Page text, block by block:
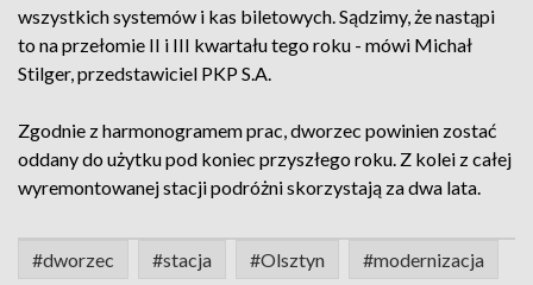
wszystkich systemów i kas biletowych. Sądzimy, że nastąpi
to na przełomie II i III kwartału tego roku - mówi Michał
Stilger, przedstawiciel PKP S.A.
Zgodnie z harmonogramem prac, dworzec powinien zostać
oddany do użytku pod koniec przyszłego roku. Z kolei z całej
wyremontowanej stacji podróżni skorzystają za dwa lata.
#dworzec #stacja #Olsztyn #modernizacja